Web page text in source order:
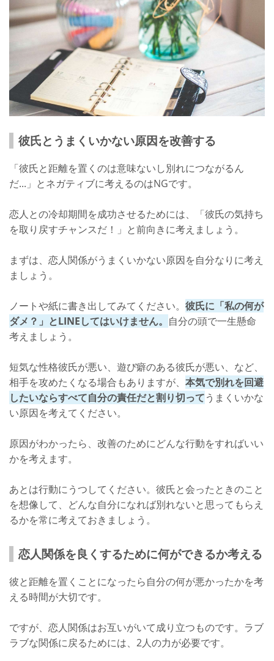
彼氏とうまくいかない原因を改善する
「彼氏と距離を置くのは意味ないし別れにつながるん
だ...」とネガティブに考えるのはNGです。
恋人との冷却期間を成功させるためには、「彼氏の気持ち
を取り戻すチャンスだ！」と前向きに考えましょう。
まずは、恋人関係がうまくいかない原因を自分なりに考え
ましょう。
ノートや紙に書き出してみてください。 彼氏に「私の何が
ダメ？」とLINEしてはいけません。 自分の頭で一生懸命
考えましょう。
短気な性格彼氏が悪い、遊び癖のある彼氏が悪い、など、
相手を攻めたくなる場合もありますが、 本気で別れを回避
したいならすべて自分の責任だと割り切ってうまくいかな
い原因を考えてください。
原因がわかったら、改善のためにどんな行動をすればいい
かを考えます。
あとは行動にうつしてください。彼氏と会ったときのこと
を想像して、どんな自分になれば別れないと思ってもらえ
るかを常に考えておきましょう。
恋人関係を良くするために何ができるか考える
彼と距離を置くことになったら自分の何が悪かったかを考
える時間が大切です。
ですが、恋人関係はお互いがいて成り立つものです。ラブ
ラブな関係に戻るためには、2人の力が必要です。